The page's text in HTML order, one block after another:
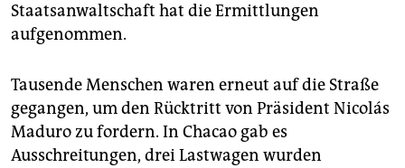
Staatsanwaltschaft hat die Ermittlungen
aufgenommen.
Tausende Menschen waren erneut auf die Straße
gegangen, um den Rücktritt von Präsident Nicolás
Maduro zu fordern. In Chacao gab es
Ausschreitungen, drei Lastwagen wurden